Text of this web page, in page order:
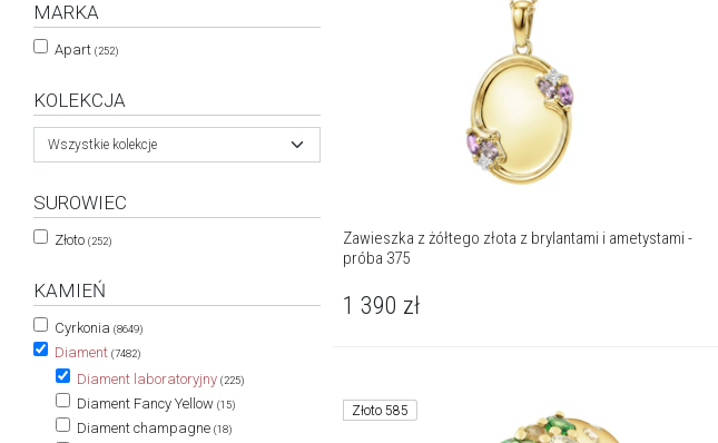
MARKA
Apart (252)
KOLEKCJA
Wszystkie kolekcje
SUROWIEC
Złoto (252)
KAMIEŃ
Cyrkonia (8649)
Diament (7482)
Diament laboratoryjny (225)
Diament Fancy Yellow (15)
Diament champagne (18)
Zawieszka z żółtego złota z brylantami i ametystami -
próba 375
1 390 zł
Złoto 585